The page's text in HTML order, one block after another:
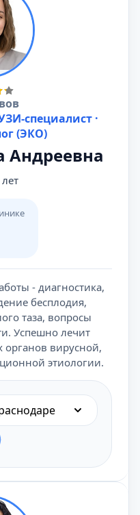
специалист ·
(ЭКО)
Андреевна
- диагностика,
бесплодия,
таза, вопросы
Успешно лечит
органов вирусной,
этиологии.